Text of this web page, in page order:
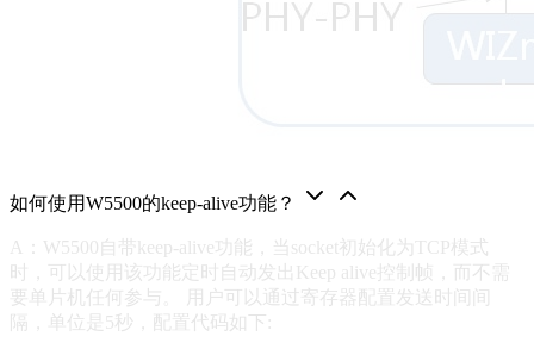
如何使用W5500的keep-alive功能？
A：W5500自带keep-alive功能，当socket初始化为TCP模式
时，可以使用该功能定时自动发出Keep alive控制帧，而不需
要单片机任何参与。 用户可以通过寄存器配置发送时间间
隔，单位是5秒，配置代码如下: